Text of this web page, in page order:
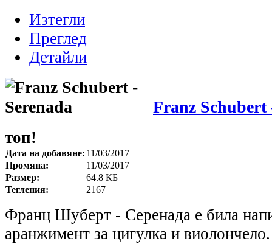
Изтегли
Преглед
Детайли
Franz Schubert
топ!
Дата на добавяне: 11/03/2017
Промяна:
11/03/2017
Размер:
64.8 КБ
Тегления:
2167
Франц Шуберт - Серенада е била
аранжимент за цигулка и